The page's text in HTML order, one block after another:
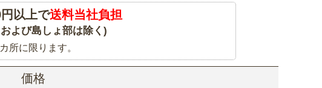
以上で送料当社負担
よび島しょ部は除く)
所に限ります。
価格